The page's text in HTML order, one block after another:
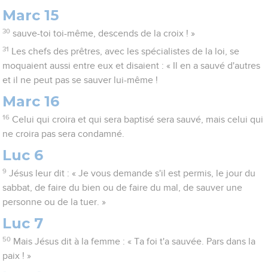
Marc 15
30 sauve-toi toi-même, descends de la croix ! »
31
Les chefs des prêtres, avec les spécialistes de la loi, se
moquaient aussi entre eux et disaient : « Il en a sauvé d'autres
et il ne peut pas se sauver lui-même !
Marc 16
16 Celui qui croira et qui sera baptisé sera sauvé, mais celui qui
ne croira pas sera condamné.
Luc 6
9 Jésus leur dit : « Je vous demande s'il est permis, le jour du
sabbat, de faire du bien ou de faire du mal, de sauver une
personne ou de la tuer. »
Luc 7
50 Mais Jésus dit à la femme : « Ta foi t'a sauvée. Pars dans la
paix ! »